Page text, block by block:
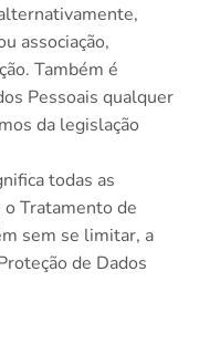
associação,
Também é
Pessoais qualquer
da legislação
todas as
Tratamento de
sem se limitar, a
de Dados